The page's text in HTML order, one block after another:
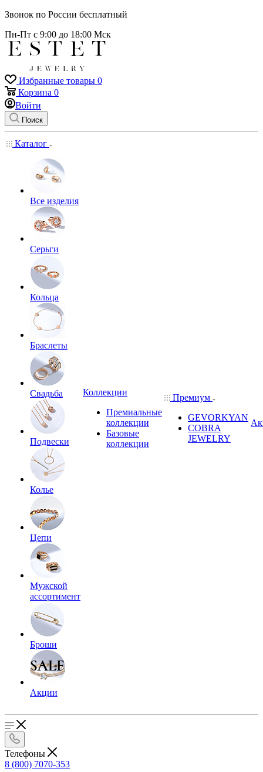
Звонок по России бесплатный
Пн-Пт с 9:00 до 18:00 Мск
Избранные товары 0
Корзина 0
Войти
Поиск
Каталог
Все изделия
Серьги
Кольца
Браслеты
Свадьба
Подвески
Колье
Цепи
Мужской
ассортимент
Броши
Акции
Коллекции
Премиальные
коллекции
Базовые
коллекции
Премиум
GEVORKYAN
COBRA
JEWELRY
Телефоны
8 (800) 7070-353